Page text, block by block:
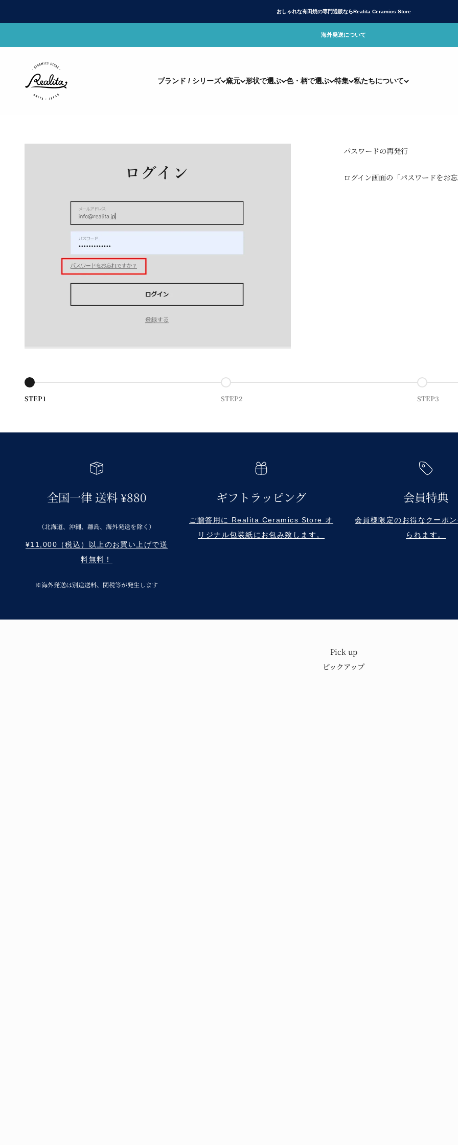
おしゃれな有田焼の専門通販ならRealita Ceramics Store
海外発送について
ブランド / シリーズ 窯元 形状で選ぶ 色・柄で選ぶ 特集 私たちについて
有田焼(ありたやき)の専門通販 Realita Ceramics Store (リアリタ)公式サイト
パスワードの再発行
ログイン画面の「パスワードをお
Go to item 1
STEP1
Go to item 2
STEP2
Go to item 3
STEP3
全国一律 送料 ¥880
（北海道、沖縄、離島、海外発送を除く）
¥11,000（税込）以上のお買い上げで送
料無料！
※海外発送は別途送料、関税等が発生します
ギフトラッピング
ご贈答用に Realita Ceramics Store オ
リジナル包装紙にお包み致します。
会員特典
会員様限定のお得なクーポ
られます。
Pick up
ピックアップ